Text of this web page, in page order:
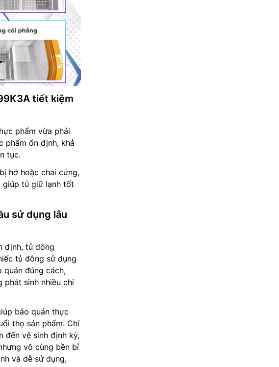
tiết kiệm
phẩm vừa phải
phẩm ổn định, khả
tục.
hở hoặc chai cứng,
giúp tủ giữ lạnh tốt
sử dụng lâu
định, tủ đông
tủ đông sử dụng
quản đúng cách,
phát sinh nhiều chi
bảo quản thực
thọ sản phẩm. Chỉ
đến vệ sinh định kỳ,
vô cùng bền bỉ
và dễ sử dụng,